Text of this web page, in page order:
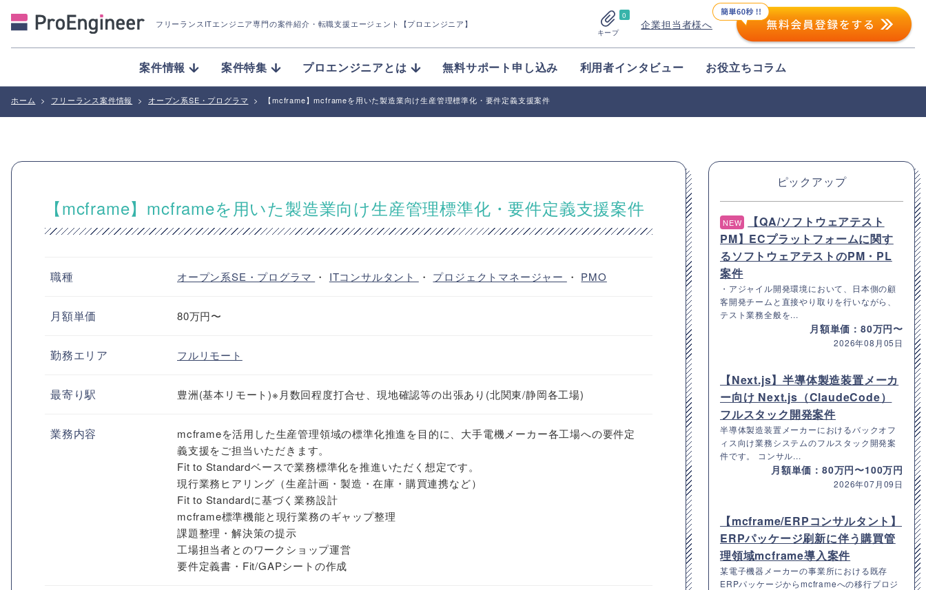
フリーランスITエンジニア専門の案件紹介 ・転職支援エージェント【プロエンジニア】
0
キープ
企業担当者様へ
案件情報 案件特集 プロエンジニアとは 無料サポート申し込み 利用者インタビュー お役立ちコラム
ホーム > フリーランス案件情報 > オープン系SE・プログラマ > 【mcframe】mcframeを用いた製造業向け生産管理標準化・要件定義支援案件
【mcframe】mcframeを用いた製造業向け生産管理標準化・要件定義支援案件
職種 オープン系SE・プログラマ ・ ITコンサルタント ・ プロジェクトマネージャー ・ PMO
月額単価 80万円〜
勤務エリア フルリモート
最寄り駅 豊洲(基本リモート)※月数回程度打合せ、現地確認等の出張あり(北関東/静岡各工場)
業務内容
mcframeを活用した生産管理領域の標準化推進を目的に、大手電機メーカー各工場への要件定
義支援をご担当いただきます。
Fit to Standardベースで業務標準化を推進いただく想定です。
現行業務ヒアリング（生産計画・製造・在庫・購買連携など）
Fit to Standardに基づく業務設計
mcframe標準機能と現行業務のギャップ整理
課題整理・解決策の提示
工場担当者とのワークショップ運営
要件定義書・Fit/GAPシートの作成
ピックアップ
NEW
【QA/ソフトウェアテスト
PM】ECプラットフォームに関す
るソフトウェアテストのPM・PL
案件
・アジャイル開発環境において、日本側の顧
客開発チームと直接やり取りを行いながら、
テスト業務全般を...
月額単価：80万円〜
2026年08月05日
【Next.js】半導体製造装置メーカ
ー向け Next.js（ClaudeCode）
フルスタック開発案件
半導体製造装置メーカーにおけるバックオフ
ィス向け業務システムのフルスタック開発案
件です。 コンサル...
月額単価：80万円〜100万円
2026年07月09日
【mcframe/ERPコンサルタント】
ERPパッケージ刷新に伴う購買管
理領域mcframe導入案件
某電子機器メーカーの事業所における既存
ERPパッケージからmcframeへの移行プロジ